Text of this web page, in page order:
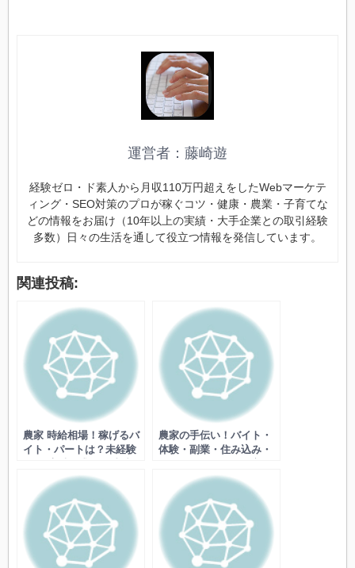
運営者：藤崎遊
経験ゼロ・ド素人から月収110万円超えをしたWebマーケテ
ィング・SEO対策のプロが稼ぐコツ・健康・農業・子育てな
どの情報をお届け（10年以上の実績・大手企業との取引経験
多数）日々の生活を通して役立つ情報を発信しています。
関連投稿:
農家 時給相場！稼げるバ
イト・パートは？未経験
作業別の給料など
農家の手伝い！バイト・
体験・副業・住み込み・
募集、マッチングのコツ